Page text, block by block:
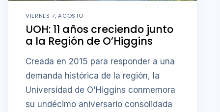
VIERNES 7, AGOSTO
UOH: 11 años creciendo junto
a la Región de O’Higgins
Creada en 2015 para responder a una
demanda histórica de la región, la
Universidad de O'Higgins conmemora
su undécimo aniversario consolidada